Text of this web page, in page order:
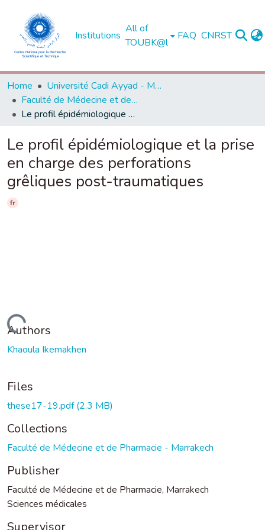
Institutions
All of
TOUBK@l
FAQ CNRST
Home
Université Cadi Ayyad - Marrakech
Faculté de Médecine et de Pharmacie - Marrakech
Le profil épidémiologique et la prise en charge des perforations grêliques post-traumatiques
Le profil épidémiologique et la prise
en charge des perforations
grêliques post-traumatiques
fr
Loading...
Authors
Khaoula Ikemakhen
Files
these17-19.pdf(2.3 MB)
Collections
Faculté de Médecine et de Pharmacie - Marrakech
Publisher
Faculté de Médecine et de Pharmacie, Marrakech
Sciences médicales
Supervisor